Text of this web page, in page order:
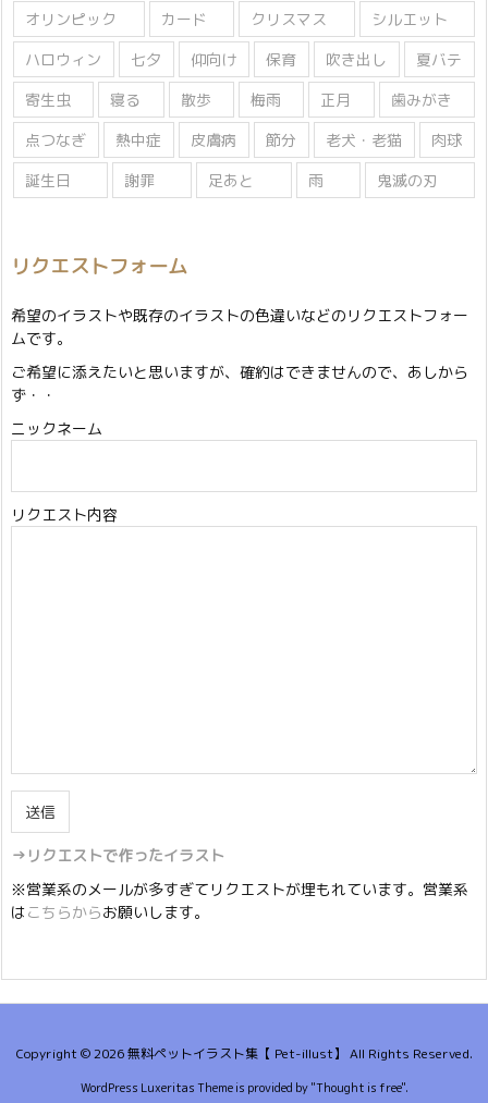
オリンピック
カード クリスマス
シルエット
ハロウィン
七夕 仰向け 保育 吹き出し
夏バテ
寄生虫
寝る 散歩 梅雨 正月
歯みがき
点つなぎ
熱中症 皮膚病 節分 老犬・老猫
肉球
誕生日
謝罪 足あと 雨 鬼滅の刃
リクエストフォーム
希望のイラストや既存のイラストの色違いなどのリクエストフォー
ムです。
ご希望に添えたいと思いますが、確約はできませんので、あしから
ず・・
ニックネーム
リクエスト内容
→リクエストで作ったイラスト
※営業系のメールが多すぎてリクエストが埋もれています。営業系
はこちらからお願いします。
Copyright ©2026 無料ペットイラスト集【 Pet-illust】 All Rights Reserved.
WordPress Luxeritas Theme is provided by "Thought is free".